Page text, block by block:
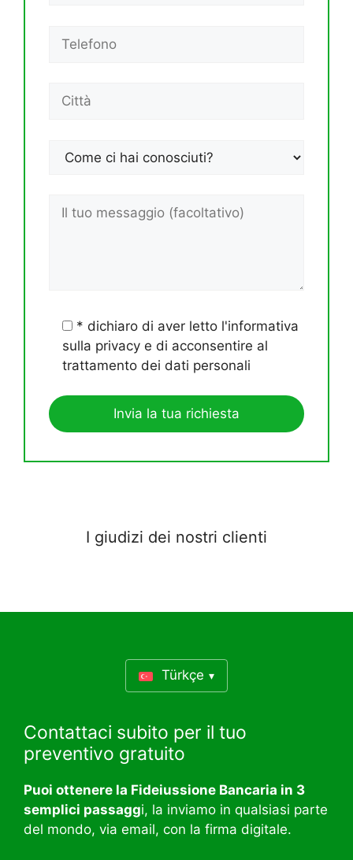
* dichiaro di aver letto l'informativa
sulla privacy e di acconsentire al
trattamento dei dati personali
I giudizi dei nostri clienti
Türkçe
Contattaci subito per il tuo
preventivo gratuito
Puoi ottenere la Fideiussione Bancaria in 3
semplici passaggi, la inviamo in qualsiasi parte
del mondo, via email, con la firma digitale.